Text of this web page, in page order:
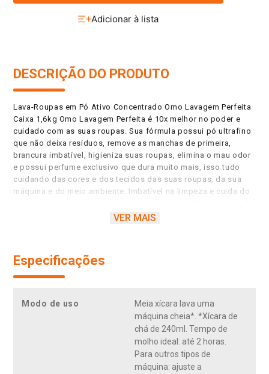
DESCRIÇÃO DO PRODUTO
Lava-Roupas em Pó Ativo Concentrado Omo Lavagem Perfeita
Caixa 1,6kg Omo Lavagem Perfeita é 10x melhor no poder e
cuidado com as suas roupas. Sua fórmula possui pó ultrafino
que não deixa resíduos, remove as manchas de primeira,
brancura imbatível, higieniza suas roupas, elimina o mau odor
e possui perfume exclusivo que dura muito mais, isso tudo
cuidando das cores e dos tecidos das suas roupas, da sua
máquina e do meio ambiente. Imbatível na limpeza e cuida do
não possui fosfato, ajudando a preservar rios e oceanos, além
apenas meia xícara lava uma máquina cheia. Sua embalagem é
100% reciclável. Faça o descarte consciente. Quando você
a transformação positiva para o meio ambiente. Seu uso é
recomendado por Brastemp e Consul. Para saber mais sobre a
linha de produtos Omo, Omo Tira Manchas e Omo
Desinfetantes. Mantenha o produto fora do alcance de
VER MAIS
Especificações
Modo de uso
Meia xícara lava uma
máquina cheia*. *Xícara de
chá de 240ml. Tempo de
molho ideal: até 2 horas.
Para outros tipos de
máquina: ajuste a